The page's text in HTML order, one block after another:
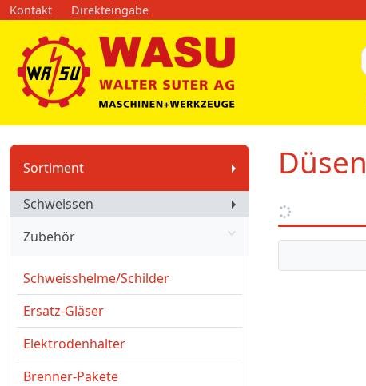
Kontakt Direkteingabe
Sortiment
Schweissen
Zubehör
Schweisshelme/Schilder
Ersatz-Gläser
Elektrodenhalter
Brenner-Pakete
Düsen